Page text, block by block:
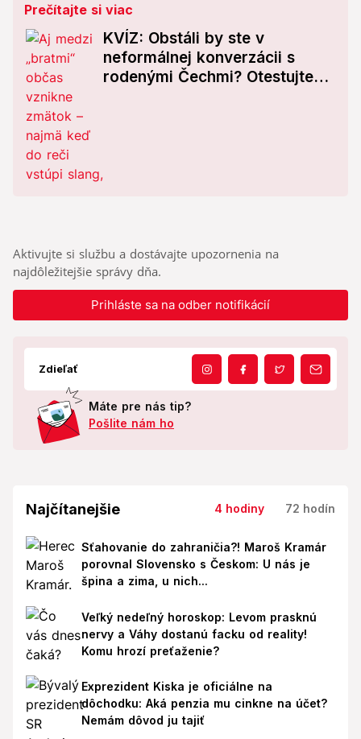
Prečítajte si viac
KVÍZ: Obstáli by ste v
neformálnej konverzácii s
rodenými Čechmi? Otestujte
Aktivujte si službu a dostávajte upozornenia na
najdôležitejšie správy dňa.
Prihláste sa na odber notifikácií
Zdieľať
Máte pre nás tip?
Pošlite nám ho
Najčítanejšie 4 hodiny 72 hodín
Sťahovanie do zahraničia?! Maroš Kramár
porovnal Slovensko s Českom: U nás je
špina a zima, u nich...
Veľký nedeľný horoskop: Levom prasknú
nervy a Váhy dostanú facku od reality!
Komu hrozí preťaženie?
Exprezident Kiska je oficiálne na
dôchodku: Aká penzia mu cinkne na účet?
Nemám dôvod ju tajiť